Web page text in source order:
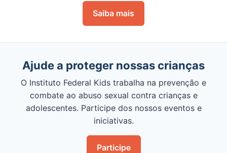
Saiba mais
Ajude a proteger nossas crianças
O Instituto Federal Kids trabalha na prevenção e
combate ao abuso sexual contra crianças e
adolescentes. Participe dos nossos eventos e
iniciativas.
Participe